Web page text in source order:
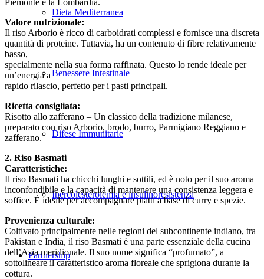
Dieta Mediterranea
Benessere Intestinale
Difese Immunitarie
Ipercolesterolemia e insulinoresistenza
Partnership
Valore nutrizionale:
Il riso Arborio è ricco di carboidrati complessi e fornisce una discreta
quantità di proteine. Tuttavia, ha un contenuto di fibre relativamente
basso,
specialmente nella sua forma raffinata. Questo lo rende ideale per
un’energia a
rapido rilascio, perfetto per i pasti principali.
Ricetta consigliata:
Risotto allo zafferano – Un classico della tradizione milanese,
preparato con riso Arborio, brodo, burro, Parmigiano Reggiano e
zafferano.
2. Riso Basmati
Caratteristiche:
Il riso Basmati ha chicchi lunghi e sottili, ed è noto per il suo aroma
inconfondibile e la capacità di mantenere una consistenza leggera e
soffice. È ideale per accompagnare piatti a base di curry e spezie.
Provenienza culturale:
Coltivato principalmente nelle regioni del subcontinente indiano, tra
Pakistan e India, il riso Basmati è una parte essenziale della cucina
dell’Asia meridionale. Il suo nome significa “profumato”, a
sottolineare il caratteristico aroma floreale che sprigiona durante la
cottura.